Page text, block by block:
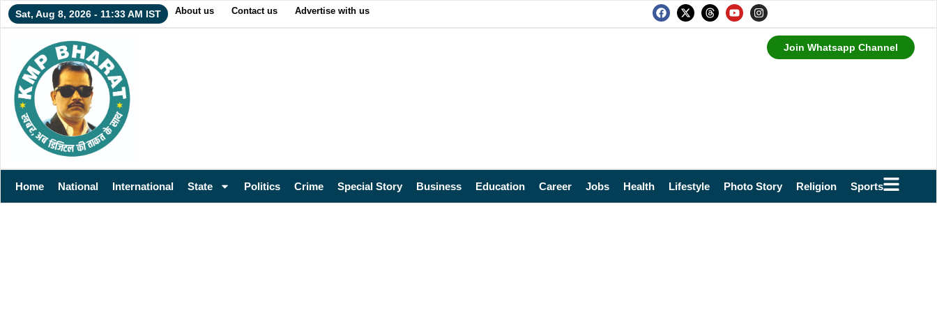
Sat, Aug 8, 2026 - 11:33 AM IST About us Contact us Advertise with us
Join Whatsapp Channel
Home National International State Politics Crime Special Story Business Education Career Jobs Health Lifestyle Photo Story Religion Sports